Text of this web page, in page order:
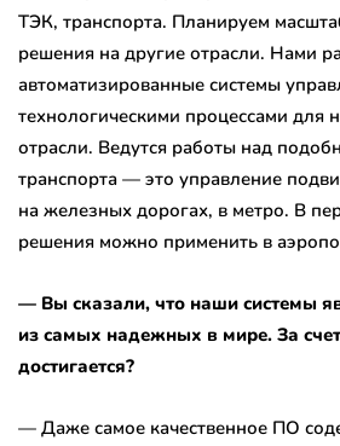
ТЭК, транспорта. Планируем
решения на другие отрасли. Нами
автоматизированные системы
технологическими процессами для
отрасли. Ведутся работы над
транспорта — это управление
на железных дорогах, в метро. В
решения можно применить в
— Вы сказали, что наши системы
из самых надежных в мире. За
достигается?
— Даже самое качественное ПО